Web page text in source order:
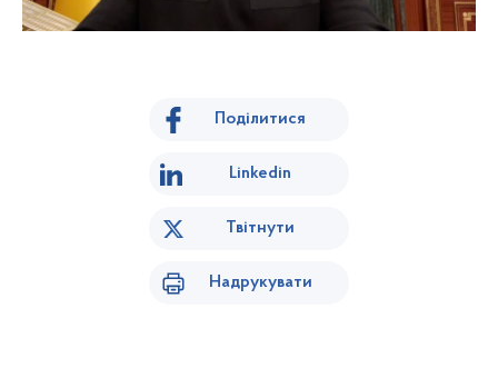
Поділитися
Linkedin
Твітнути
Надрукувати